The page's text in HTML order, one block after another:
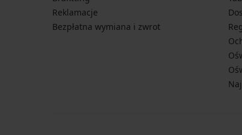
Reklamacje
Bezpłatna wymiana i zwrot